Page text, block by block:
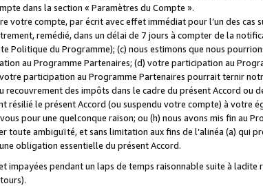
dans la section « Paramètres du Compte ».
votre compte, par écrit avec effet immédiat pour l’un des cas
remédié, dans un délai de 7 jours à compter de la
du Programme); (c) nous estimons que nous
au Programme Partenaires; (d) votre participation au
participation au Programme Partenaires pourrait ternir
des impôts dans le cadre du présent Accord ou
résilié le présent Accord (ou suspendu votre compte) à votre
pour une quelconque raison; ou (h) nous avons mis fin au
ambiguïté, et sans limitation aux fins de l’alinéa (a) qui
obligation essentielle du présent Accord.
impayées pendant un laps de temps raisonnable suite à